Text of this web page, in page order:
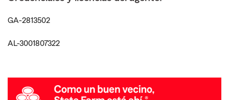
GA-2813502
AL-3001807322